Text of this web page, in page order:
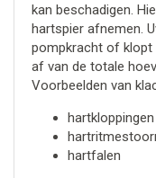
kan beschadigen.
hartspier afnemen.
pompkracht of klopt
af van de totale
Voorbeelden van
hartkloppingen
hartfalen